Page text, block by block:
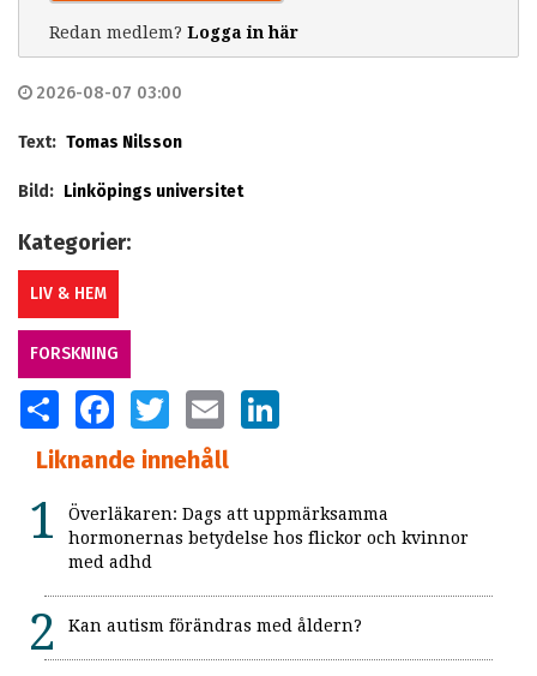
Redan medlem? Logga in här
2026-08-07 03:00
Text: Tomas Nilsson
Bild: Linköpings universitet
Kategorier:
LIV & HEM
FORSKNING
SHARE FACEBOOKTWITTER EMAIL
Liknande innehåll
Överläkaren: Dags att uppmärksamma
hormonernas betydelse hos flickor och kvinnor
med adhd
Kan autism förändras med åldern?